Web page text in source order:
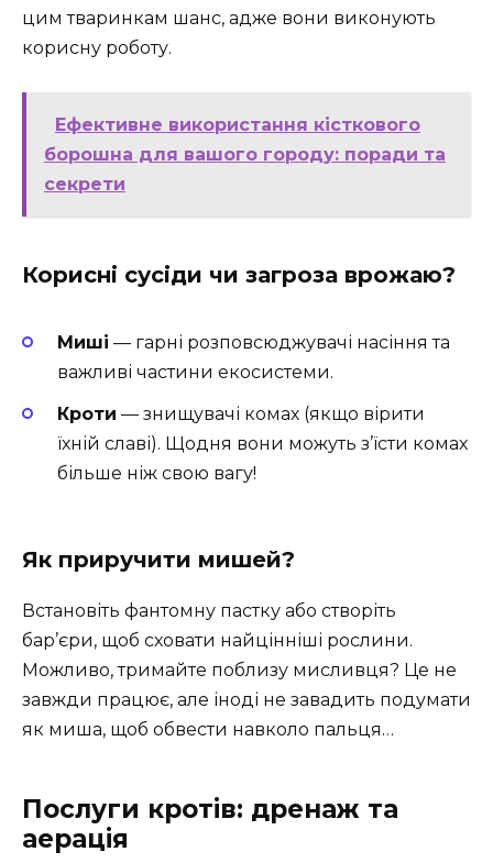
цим тваринкам шанс, адже вони виконують
корисну роботу.
Ефективне використання кісткового
борошна для вашого городу: поради та
секрети
Корисні сусіди чи загроза врожаю?
Миші — гарні розповсюджувачі насіння та
важливі частини екосистеми.
Кроти — знищувачі комах (якщо вірити
їхній славі). Щодня вони можуть з’їсти комах
більше ніж свою вагу!
Як приручити мишей?
Встановіть фантомну пастку або створіть
бар’єри, щоб сховати найцінніші рослини.
Можливо, тримайте поблизу мисливця? Це не
завжди працює, але іноді не завадить подумати
як миша, щоб обвести навколо пальця…
Послуги кротів: дренаж та
аерація